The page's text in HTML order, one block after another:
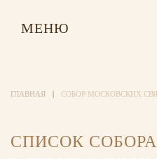
МЕНЮ
ГЛАВНАЯ СОБОР МОСКОВСКИХ
СПИСОК